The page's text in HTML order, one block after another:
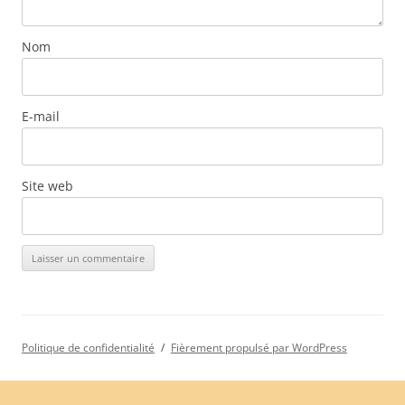
Nom
E-mail
Site web
Politique de confidentialité Fièrement propulsé par WordPress